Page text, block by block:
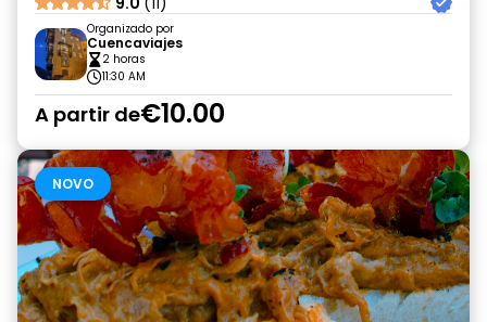
Organizado por
Cuencaviajes
2 horas
11:30 AM
A partir de€10.00
NOVO